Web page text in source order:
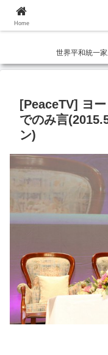
世界平和統一
[PeaceTV] ヨ
でのみ言
ン)
Home